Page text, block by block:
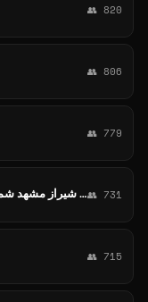
👥 820
👥 806
👥 779
لینک گروه ها link group لینکدونی چت دوستیابی همسریابی تهران اصفهان تبریز شیراز مشهد شمال جنوب اهواز👥 731
👥 715